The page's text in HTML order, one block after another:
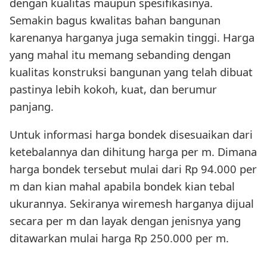
Semakin bagus kwalitas bahan bangunan
karenanya harganya juga semakin tinggi. Harga
yang mahal itu memang sebanding dengan
kualitas konstruksi bangunan yang telah dibuat
pastinya lebih kokoh, kuat, dan berumur
panjang.
Untuk informasi harga bondek disesuaikan dari
ketebalannya dan dihitung harga per m. Dimana
harga bondek tersebut mulai dari Rp 94.000 per
m dan kian mahal apabila bondek kian tebal
ukurannya. Sekiranya wiremesh harganya dijual
secara per m dan layak dengan jenisnya yang
ditawarkan mulai harga Rp 250.000 per m.